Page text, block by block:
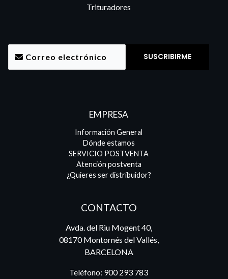
Trituradores
EMPRESA
Información General
Dónde estamos
SERVICIO POSTVENTA
Atención postventa
¿Quieres ser distribuidor?
CONTACTO
Avda. del Riu Mogent 40,
08170 Montornés del Vallés,
BARCELONA
Teléfono: 900 293 783